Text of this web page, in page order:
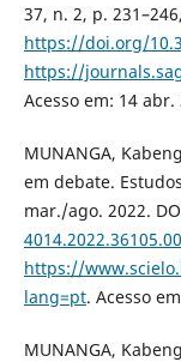
37, n. 2, p.
https://doi.org/
https://
Acesso em: 14 abr.
MUNANGA,
em debate.
mar./ago. 2022.
https://
lang=pt. Acesso
MUNANGA,